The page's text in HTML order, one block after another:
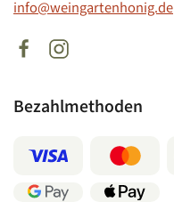
info@weingartenhonig.de
Bezahlmethoden